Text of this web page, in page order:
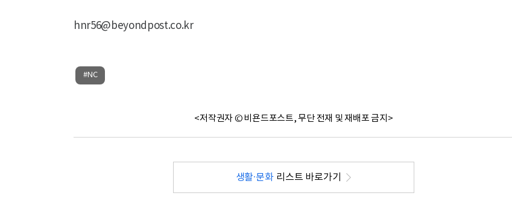
hnr56@beyondpost.co.kr
#NC
<저작권자 © 비욘드포스트, 무단 전재 및 재배포 금지>
생활·문화 리스트 바로가기